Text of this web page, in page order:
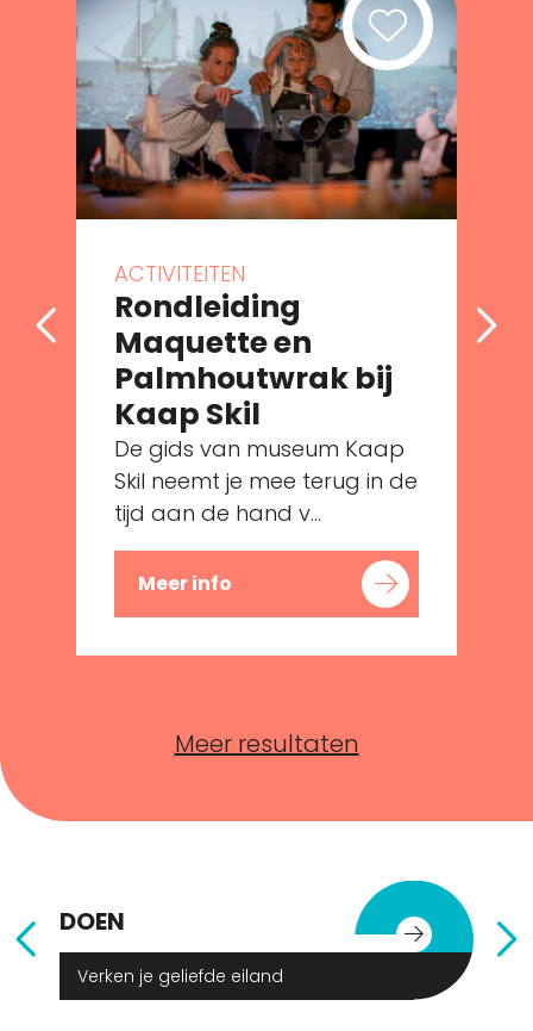
ACTIVITEITEN
Rondleiding
Maquette en
Palmhoutwrak bij
Kaap Skil
De gids van museum Kaap
Skil neemt je mee terug in de
tijd aan de hand v...
Meer info
Meer resultaten
DOEN
Verken je geliefde eiland